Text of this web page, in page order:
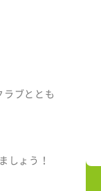
ブととも
しょう！